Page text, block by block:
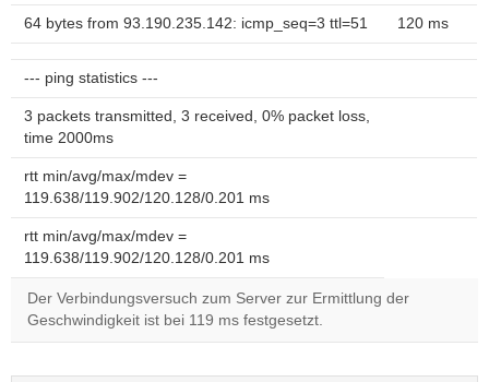
64 bytes from 93.190.235.142: icmp_seq=3 ttl=51 120 ms
--- ping statistics ---
3 packets transmitted, 3 received, 0% packet loss,
time 2000ms
rtt min/avg/max/mdev =
119.638/119.902/120.128/0.201 ms
rtt min/avg/max/mdev =
119.638/119.902/120.128/0.201 ms
Der Verbindungsversuch zum Server zur Ermittlung der
Geschwindigkeit ist bei 119 ms festgesetzt.